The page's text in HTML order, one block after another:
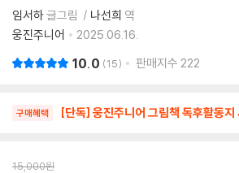
임서하글그림 나선희 역
웅진주니어
2025.06.16.
10.0 15 판매지수 222
구매혜택 [단독] 웅진주니어 그림책 독후활동
15,000원